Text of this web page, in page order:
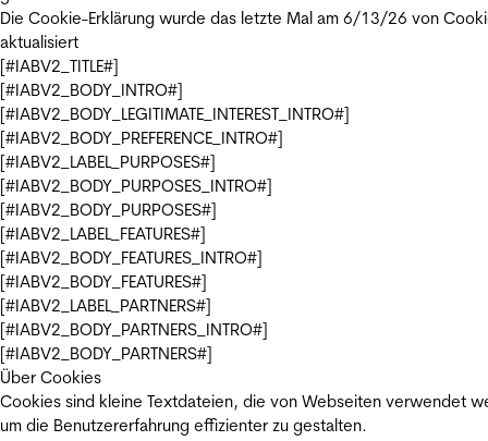
Die Cookie-Erklärung wurde das letzte Mal am 6/13/26 von
aktualisiert
[#IABV2_TITLE#]
[#IABV2_BODY_INTRO#]
[#IABV2_BODY_LEGITIMATE_INTEREST_INTRO#]
[#IABV2_BODY_PREFERENCE_INTRO#]
[#IABV2_LABEL_PURPOSES#]
[#IABV2_BODY_PURPOSES_INTRO#]
[#IABV2_BODY_PURPOSES#]
[#IABV2_LABEL_FEATURES#]
[#IABV2_BODY_FEATURES_INTRO#]
[#IABV2_BODY_FEATURES#]
[#IABV2_LABEL_PARTNERS#]
[#IABV2_BODY_PARTNERS_INTRO#]
[#IABV2_BODY_PARTNERS#]
Über Cookies
Cookies sind kleine Textdateien, die von Webseiten verwendet
um die Benutzererfahrung effizienter zu gestalten.